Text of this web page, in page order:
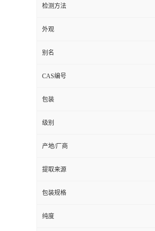
检测方法
外观
别名
CAS编号
包装
级别
产地/厂商
提取来源
包装规格
纯度